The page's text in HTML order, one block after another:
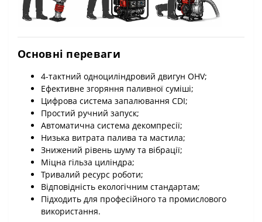
Основні переваги
4-тактний одноциліндровий двигун OHV;
Ефективне згоряння паливної суміші;
Цифрова система запалювання CDI;
Простий ручний запуск;
Автоматична система декомпресії;
Низька витрата палива та мастила;
Знижений рівень шуму та вібрації;
Міцна гільза циліндра;
Тривалий ресурс роботи;
Відповідність екологічним стандартам;
Підходить для професійного та промислового
використання.